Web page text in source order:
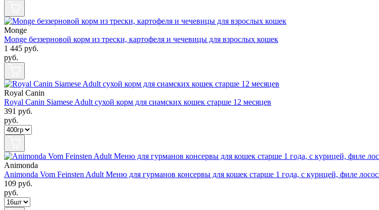
Monge
Monge беззерновой корм из трески, картофеля и чечевицы для взрослых кошек
1 445 руб.
руб.
Royal Canin
Royal Canin Siamese Adult сухой корм для cиамских кошек старше 12 месяцев
391 руб.
руб.
Animonda
Animonda Vom Feinsten Adult Меню для гурманов консервы для кошек старше 1 года, с курицей, филе
109 руб.
руб.